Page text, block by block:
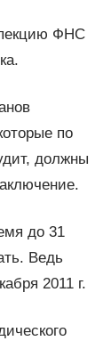
ФНС
по
должны
до 31
Ведь
2011 г.